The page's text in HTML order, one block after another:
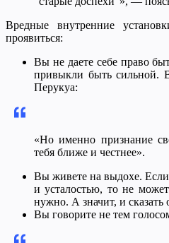
Вредные внутренние
проявиться:
Вы не даете себе право
привыкли быть сильной.
Перукуа:
«Но именно признание
тебя ближе и честнее».
Вы живете на выдохе.
и усталостью, то не
нужно. А значит, и сказать
Вы говорите не тем